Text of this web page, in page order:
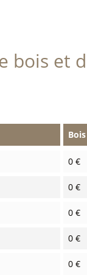
bois et
0 €
0 €
0 €
0 €
0 €